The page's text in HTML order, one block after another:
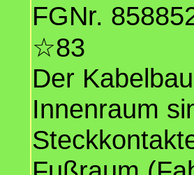
FGNr.
☆83
Der
Innenraum